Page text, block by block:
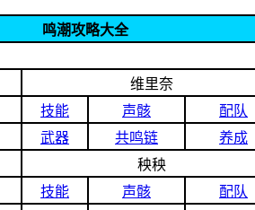
鸣潮攻略大全
维里奈
技能 声骸 配队
武器 共鸣链 养成
秧秧
技能 声骸 配队